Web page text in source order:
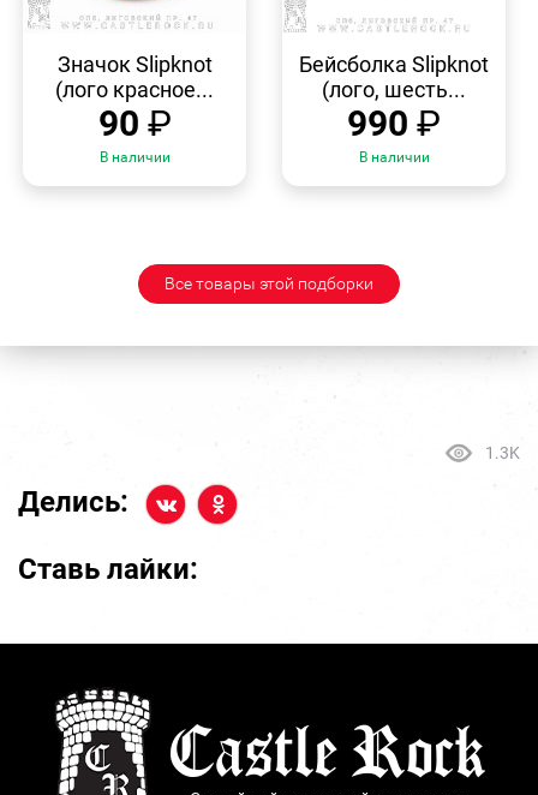
ПРОСМОТР
Значок Slipknot
(лого красное...
90 ₽
В наличии
ПРОСМОТР
Бейсболка Slipknot
(лого, шесть...
990 ₽
В наличии
Все товары этой подборки
1.3K
Делись:
Ставь лайки: